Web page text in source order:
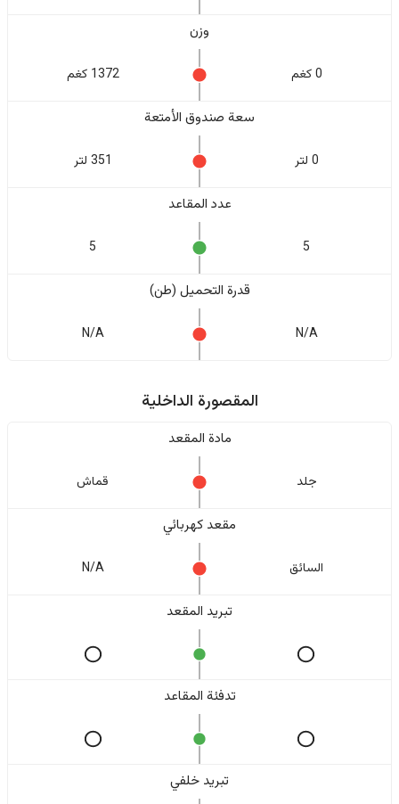
وزن
0 كغم 1372 كغم
سعة صندوق الأمتعة
0 لتر 351 لتر
عدد المقاعد
5
5
قدرة التحميل (طن)
N/A
N/A
المقصورة الداخلية
مادة المقعد
جلد قماش
مقعد كهربائي
السائق N/A
تبريد المقعد
تدفئة المقاعد
تبريد خلفي